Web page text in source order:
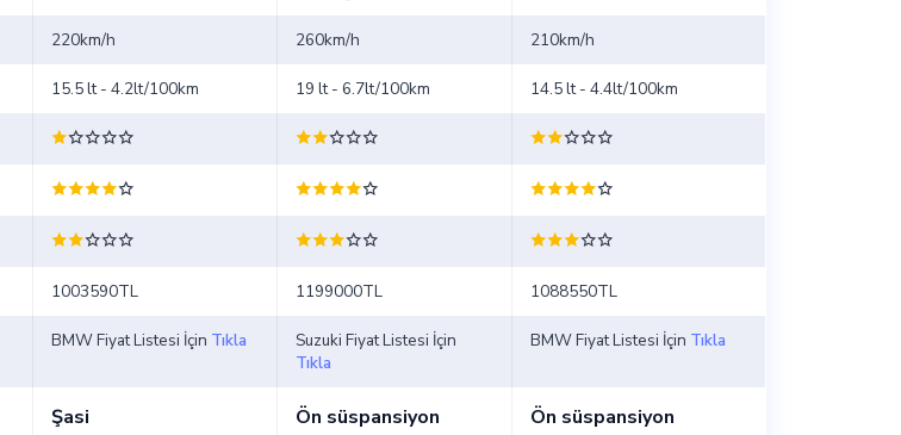
220km/h 260km/h 210km/h
15.5 lt - 4.2lt/100km 19 lt - 6.7lt/100km 14.5 lt - 4.4lt/100km
1003590TL 1199000TL 1088550TL
BMW Fiyat Listesi İçin Tıkla
Suzuki Fiyat Listesi İçin
Tıkla
BMW Fiyat Listesi İçin Tıkla
Şasi Ön süspansiyon Ön süspansiyon